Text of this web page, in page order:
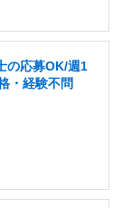
の応募OK/週1
・経験不問